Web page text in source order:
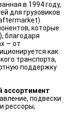
в 1994 году,
для грузовиков
которые
благодаря
— от
как
транспорта,
поддержку
ассортимент
подвески
рессоры,